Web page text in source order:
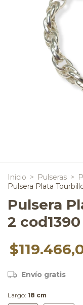
Inicio > Pulseras >
Pulsera Plata
Pulsera
2 cod1390
Envío gratis
Largo: 18 cm